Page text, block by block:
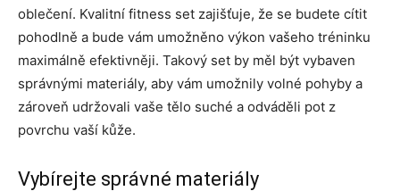
oblečení. Kvalitní fitness set zajišťuje, že se budete cítit
pohodlně a bude vám umožněno výkon vašeho tréninku
maximálně efektivněji. Takový set by měl být vybaven
správnými materiály, aby vám umožnily volné pohyby a
zároveň udržovali vaše tělo suché a odváděli pot z
povrchu vaší kůže.
Vybírejte správné materiály